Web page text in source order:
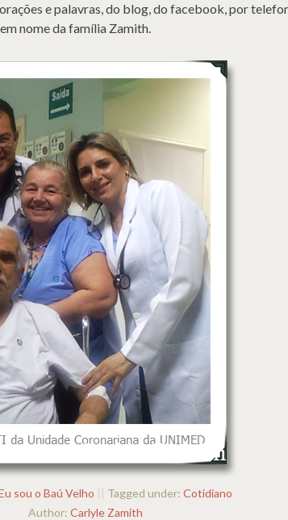
e palavras, do blog, do facebook, por
nome da família Zamith.
sou o Baú Velho || Tagged under: Cotidiano
Author: Carlyle Zamith